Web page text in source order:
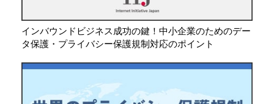
インバウンドビジネス成功の鍵！中小企業のためのデー
タ保護・プライバシー保護規制対応のポイント